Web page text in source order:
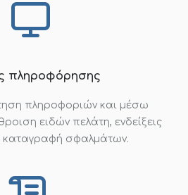
πληροφόρησης
πληροφοριών και μέσω
ειδών πελάτη, ενδείξεις
σφαλμάτων.